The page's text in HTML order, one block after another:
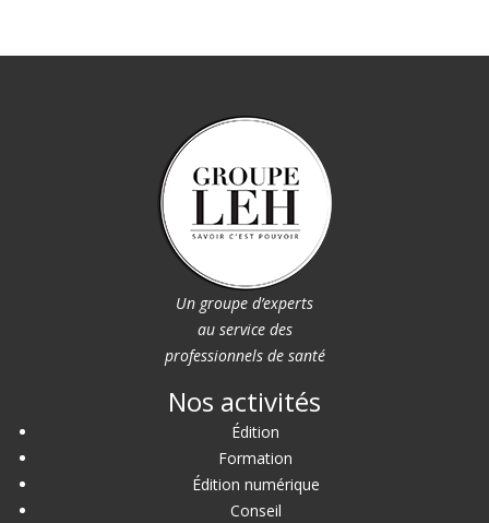
Un groupe d’experts
au service des
professionnels de santé
Nos activités
Édition
Formation
Édition numérique
Conseil